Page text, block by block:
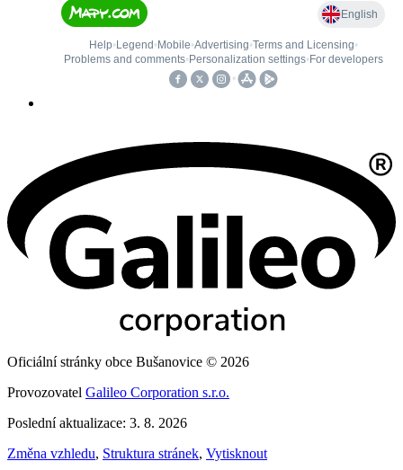
Oficiální stránky obce Bušanovice © 2026
Provozovatel Galileo Corporation s.r.o.
Poslední aktualizace: 3. 8. 2026
Změna vzhledu, Struktura stránek, Vytisknout